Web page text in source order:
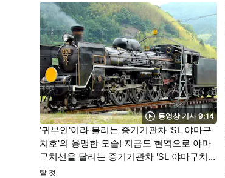
동영상 기사 9:14
'귀부인'이라 불리는 증기기관차 'SL 야마구
치호'의 용맹한 모습! 지금도 현역으로 야마
구치선을 달리는 증기기관차 'SL 야마구치
호'의 매력을 한꺼번에 공개!
탈 것